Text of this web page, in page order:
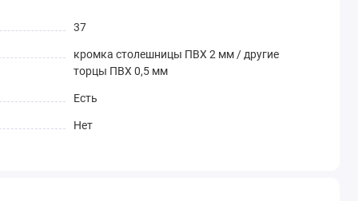
37
кромка столешницы ПВХ 2 мм / другие
торцы ПВХ 0,5 мм
Есть
Нет